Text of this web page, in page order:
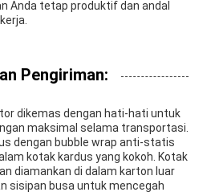
Anda tetap produktif dan andal
Pengiriman:
dikemas dengan hati-hati untuk
maksimal selama transportasi.
dengan bubble wrap anti-statis
kotak kardus yang kokoh. Kotak
diamankan di dalam karton luar
sisipan busa untuk mencegah